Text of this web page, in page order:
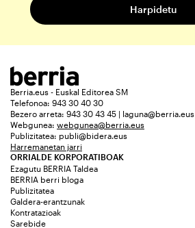
Berria.eus - Euskal Editorea SM
Telefonoa: 943 30 40 30
Bezero arreta: 943 30 43 45 | laguna@berria.eus
Webgunea: webgunea@berria.eus
Publizitatea: publi@bidera.eus
Harremanetan jarri
ORRIALDE KORPORATIBOAK
Ezagutu BERRIA Taldea
BERRIA berri bloga
Publizitatea
Galdera-erantzunak
Kontratazioak
Sarebide